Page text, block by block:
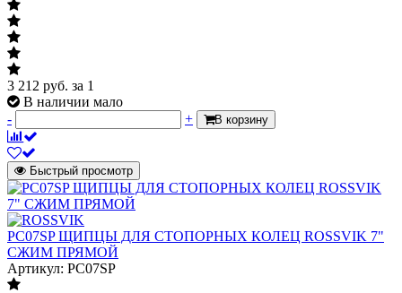
3 212 руб. за 1
В наличии мало
-
+ В корзину
Быстрый просмотр
PC07SP ЩИПЦЫ ДЛЯ СТОПОРНЫХ КОЛЕЦ ROSSVIK 7"
СЖИМ ПРЯМОЙ
Артикул: PC07SP